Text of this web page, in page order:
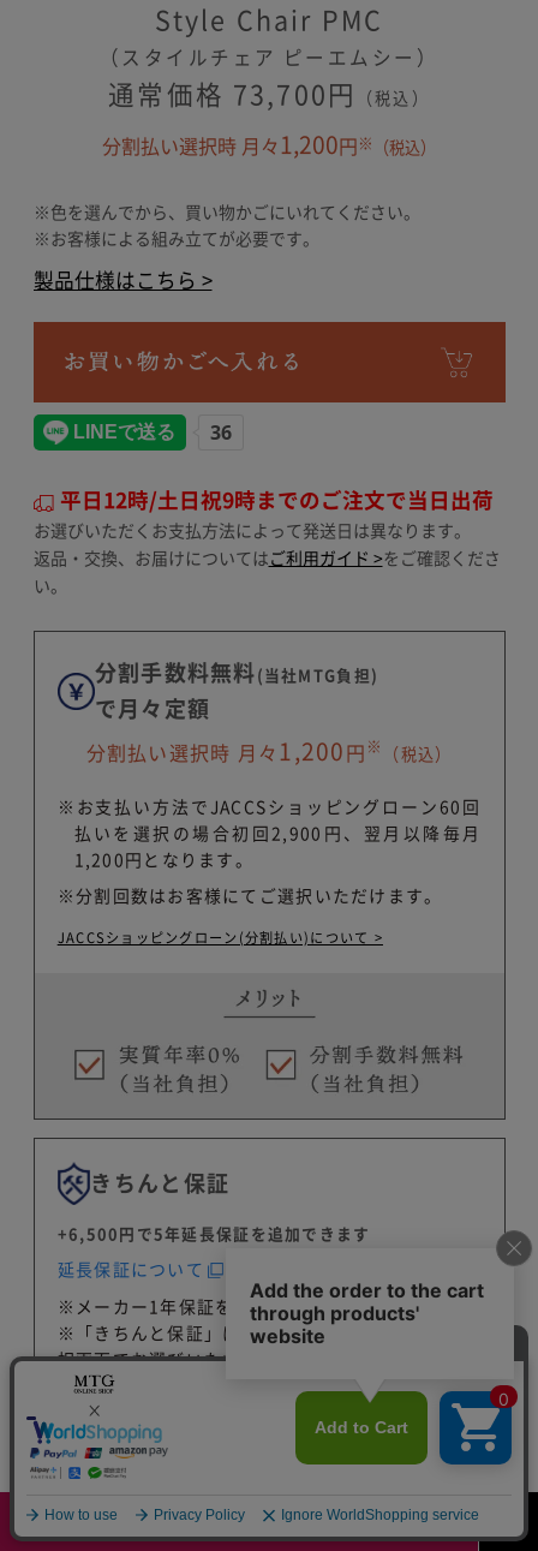
Style Chair PMC
（スタイルチェア ピーエムシー）
通常価格 73,700円 （税込）
分割払い選択時 月々 1,200円 ※ （税込）
※色を選んでから、買い物かごにいれてください。
※お客様による組み立てが必要です。
製品仕様はこちら >
平日12時/土日祝9時までのご注文で当日出荷
お選びいただくお支払方法によって発送日は異なります。
返品・交換、お届けについては ご利用ガイド >をご確認くださ
い。
分割手数料無料 (当社MTG負担)
で月々定額
分割払い選択時 月々 1,200 円 ※ （税込）
※お支払い方法でJACCSショッピングローン60回
払いを選択の場合初回2,900円、翌月以降毎月
1,200円となります。
※分割回数はお客様にてご選択いただけます。
JACCSショッピングローン(分割払い)について >
きちんと保証
+6,500円で5年延長保証を追加できます
延長保証について
※メーカー1年保証を含む
※「きちんと保証」はカートに商品を入れた後の選
択画面でお選びいただけます
下取りサービス
下取りで商品がお得になります
今すぐ購入する